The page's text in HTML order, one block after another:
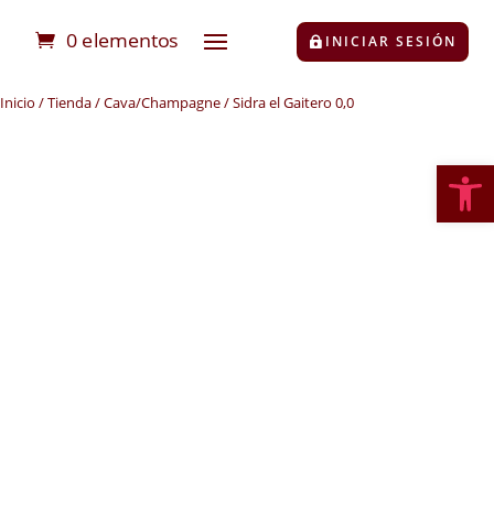
0 elementos INICIAR SESIÓN
Inicio /Tienda/Cava/Champagne/ Sidra el Gaitero 0,0